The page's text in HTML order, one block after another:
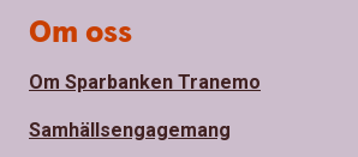
Om oss
Om Sparbanken Tranemo
Samhällsengagemang